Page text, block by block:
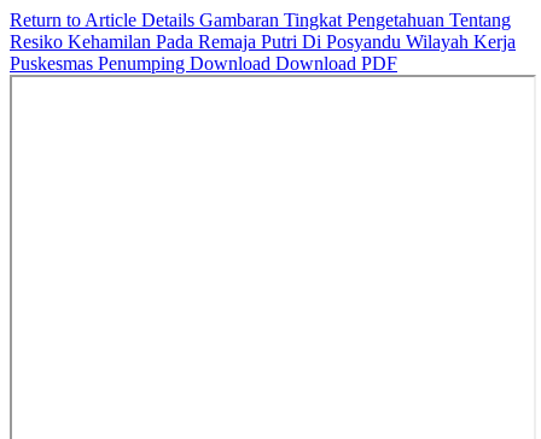
Return to Article Details Gambaran Tingkat Pengetahuan Tentang
Resiko Kehamilan Pada Remaja Putri Di Posyandu Wilayah Kerja
Puskesmas Penumping Download Download PDF